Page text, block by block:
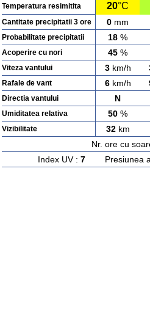
Temperatura resimitita 20°C
Cantitate precipitatii 3 ore 0 mm
Probabilitate precipitatii 18 %
Acoperire cu nori 45 %
Viteza vantului 3km/h
Rafale de vant 6km/h
Directia vantului N
Umiditatea relativa 50 %
Vizibilitate 32km
Nr. ore cu
Index UV : 7Presiunea